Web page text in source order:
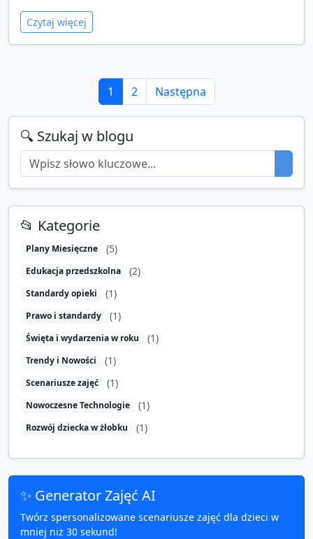
Czytaj więcej
1 2 Następna
🔍 Szukaj w blogu
📂 Kategorie
Plany Miesięczne (5)
Edukacja przedszkolna (2)
Standardy opieki (1)
Prawo i standardy (1)
Święta i wydarzenia w roku (1)
Trendy i Nowości (1)
Scenariusze zajęć (1)
Nowoczesne Technologie (1)
Rozwój dziecka w żłobku (1)
✨ Generator Zajęć AI
Twórz spersonalizowane scenariusze zajęć dla dzieci w
mniej niż 30 sekund!